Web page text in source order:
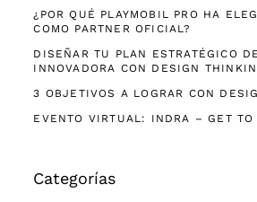
¿POR QUÉ PLAYMOBIL PRO HA
COMO PARTNER OFICIAL?
DISEÑAR TU PLAN ESTRATÉGICO
INNOVADORA CON DESIGN
3 OBJETIVOS A LOGRAR CON
EVENTO VIRTUAL: INDRA – GET TO
Categorías